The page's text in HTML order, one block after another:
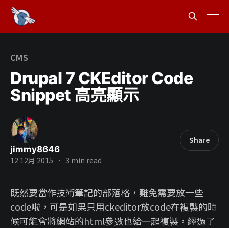
CMS
Drupal 7 CKEditor Code
Snippet 高亮顯示
jimmy8646
12 12月 2015 • 3 min read
Share
既然要當作技術筆記的部落格，難免需要放一些
code啦，可是如果只用ckeditor放code在複製的時
候可能會將網站的html參數也給一起複製，經過了